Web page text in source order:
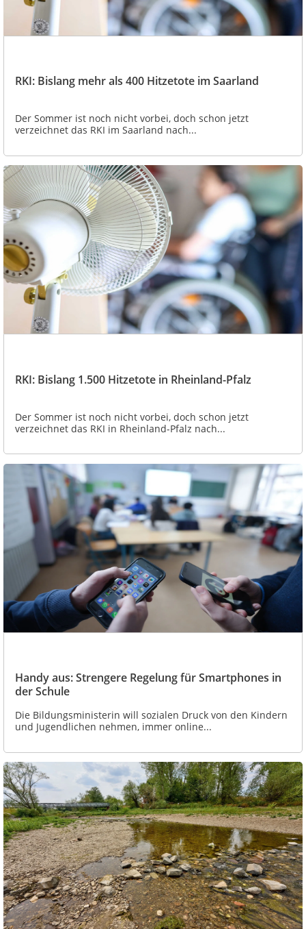
RKI: Bislang mehr als 400 Hitzetote im Saarland
Der Sommer ist noch nicht vorbei, doch schon jetzt
verzeichnet das RKI im Saarland nach...
RKI: Bislang 1.500 Hitzetote in Rheinland-Pfalz
Der Sommer ist noch nicht vorbei, doch schon jetzt
verzeichnet das RKI in Rheinland-Pfalz nach...
Handy aus: Strengere Regelung für Smartphones in
der Schule
Die Bildungsministerin will sozialen Druck von den Kindern
und Jugendlichen nehmen, immer online...